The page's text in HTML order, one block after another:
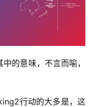
的意味，不言而喻，
行动的大多是，这